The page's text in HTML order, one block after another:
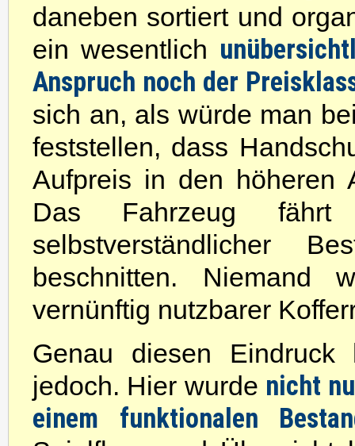
daneben sortiert und
ein wesentlich
Anspruch noch der
sich an, als würde man
feststellen, dass
Aufpreis in den höheren
Das Fahrzeug
selbstverständlicher
beschnitten. Niemand
vernünftig nutzbarer
Genau diesen Eindruck
jedoch. Hier wurde nicht
einem funktionalen